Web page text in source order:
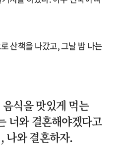
산책을 나갔고, 그날 밤 나는
식을 맛있게 먹는
너와 결혼해야겠다고
나와 결혼하자.